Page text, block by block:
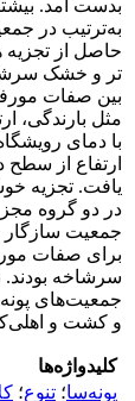
حاصل از تجزیه
تر و خشک
بین صفات
مثل بارندگی،
با دمای
ارتفاع از
یافت. تجزیه
جمعیت سازگار
برای صفات
سرشاخه بودند.
جمعیت‌های
و کشت و
کلیدواژه‌ها
پونه‌سا؛ تنوع؛